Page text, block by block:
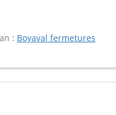
: Boyaval fermetures